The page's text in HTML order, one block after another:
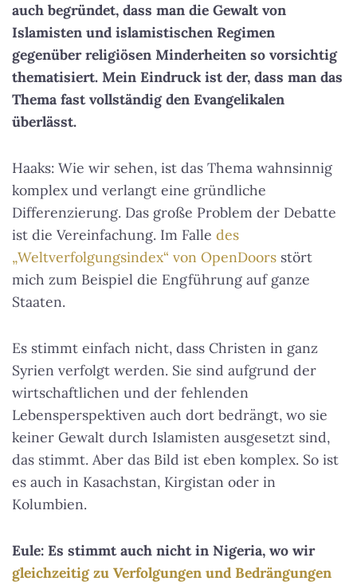
auch begründet, dass man die Gewalt von
Islamisten und islamistischen Regimen
gegenüber religiösen Minderheiten so vorsichtig
thematisiert. Mein Eindruck ist der, dass man das
Thema fast vollständig den Evangelikalen
überlässt.
Haaks: Wie wir sehen, ist das Thema wahnsinnig
komplex und verlangt eine gründliche
Differenzierung. Das große Problem der Debatte
ist die Vereinfachung. Im Falle des
„Weltverfolgungsindex“ von OpenDoors stört
mich zum Beispiel die Engführung auf ganze
Staaten.
Es stimmt einfach nicht, dass Christen in ganz
Syrien verfolgt werden. Sie sind aufgrund der
wirtschaftlichen und der fehlenden
Lebensperspektiven auch dort bedrängt, wo sie
keiner Gewalt durch Islamisten ausgesetzt sind,
das stimmt. Aber das Bild ist eben komplex. So ist
es auch in Kasachstan, Kirgistan oder in
Kolumbien.
Eule: Es stimmt auch nicht in Nigeria, wo wir
gleichzeitig zu Verfolgungen und Bedrängungen